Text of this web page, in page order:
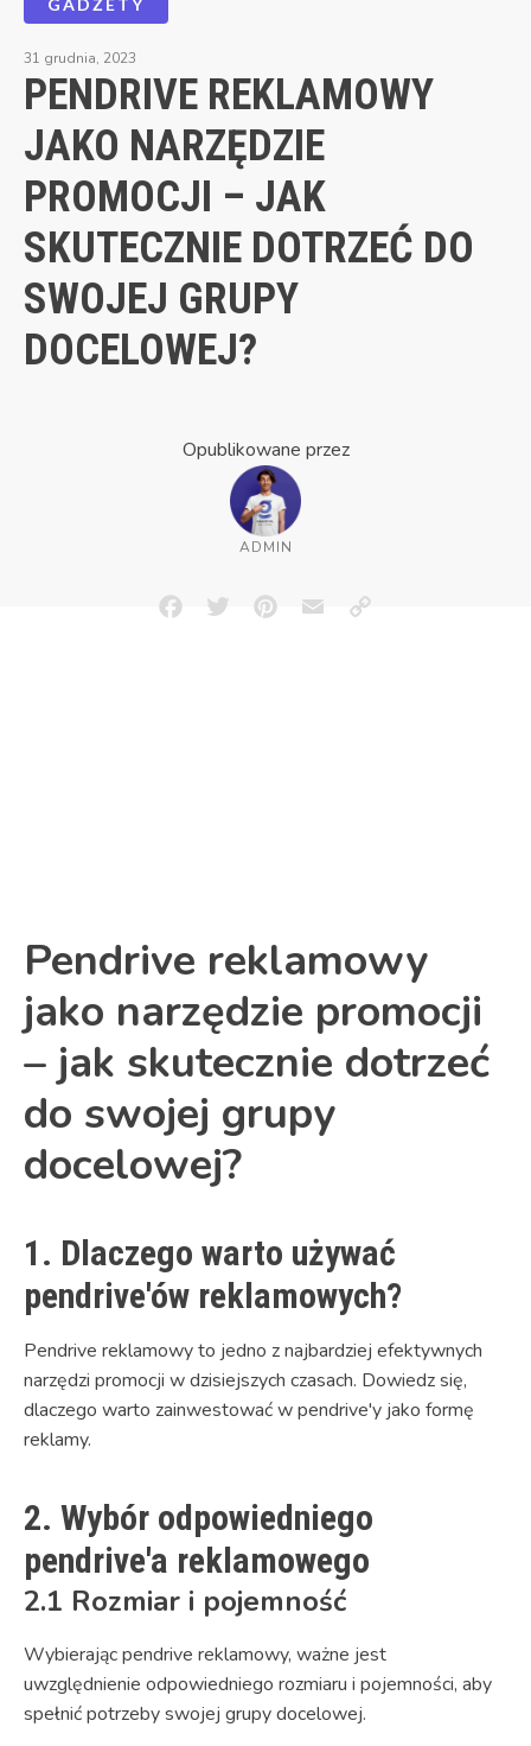
31 grudnia, 2023
PENDRIVE REKLAMOWY
JAKO NARZĘDZIE
PROMOCJI – JAK
SKUTECZNIE DOTRZEĆ DO
SWOJEJ GRUPY
DOCELOWEJ?
Opublikowane przez
ADMIN
FacebookTwitterPinterestEmailCopy
Pendrive reklamowy
jako narzędzie promocji
– jak skutecznie dotrzeć
do swojej grupy
docelowej?
1. Dlaczego warto używać
pendrive'ów reklamowych?
Pendrive reklamowy to jedno z najbardziej efektywnych
narzędzi promocji w dzisiejszych czasach. Dowiedz się,
dlaczego warto zainwestować w pendrive'y jako formę
reklamy.
2. Wybór odpowiedniego
pendrive'a reklamowego
2.1 Rozmiar i pojemność
Wybierając pendrive reklamowy, ważne jest
uwzględnienie odpowiedniego rozmiaru i pojemności, aby
spełnić potrzeby swojej grupy docelowej.